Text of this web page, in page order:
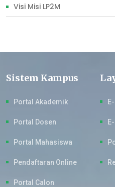
Visi Misi LP2M
Sistem Kampus
Portal Akademik
Portal Dosen
Portal Mahasiswa
Pendaftaran Online
Portal Calon